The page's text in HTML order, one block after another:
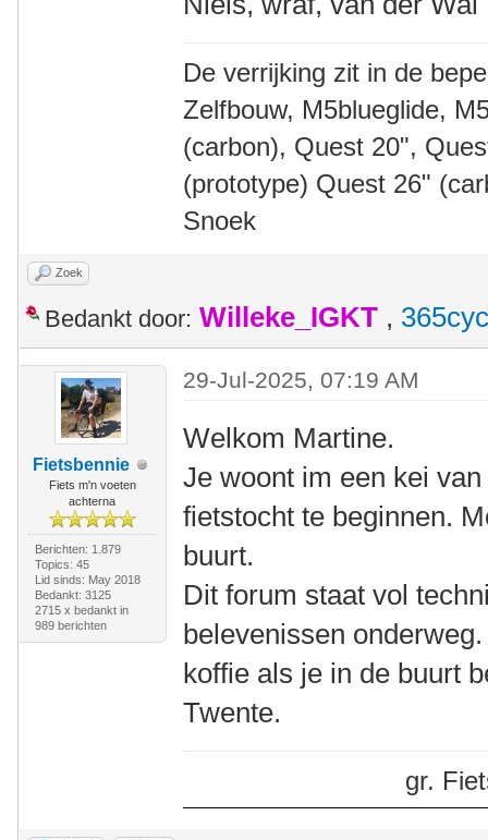
De verrijking zit in de
Zelfbouw, M5blueglide,
(carbon), Quest 20",
(prototype) Quest 26"
Snoek
Zoek
Bedankt door: Willeke_IGKT ,
Fietsbennie
Fiets m'n voeten
achterna
Berichten: 1.879
Topics: 45
Lid sinds: May 2018
Bedankt: 3125
2715 x bedankt in
989 berichten
29-Jul-2025, 07:19 AM
Welkom Martine.
Je woont im een kei
fietstocht te beginnen.
buurt.
Dit forum staat vol
belevenissen
koffie als je in de buurt
Twente.
gr.